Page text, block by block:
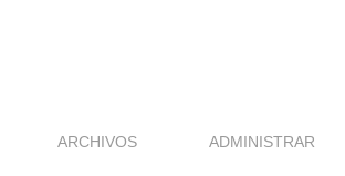
ARCHIVOS ADMINISTRAR